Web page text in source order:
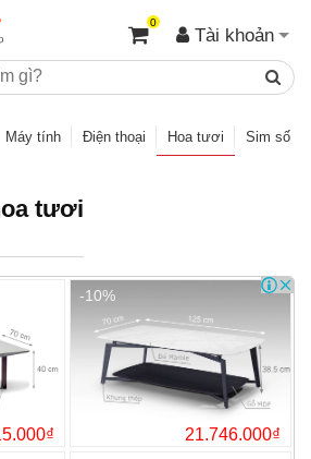
Tài khoản
0
Máy tính Điện thoại Hoa tươi Sim số
tươi
-10%